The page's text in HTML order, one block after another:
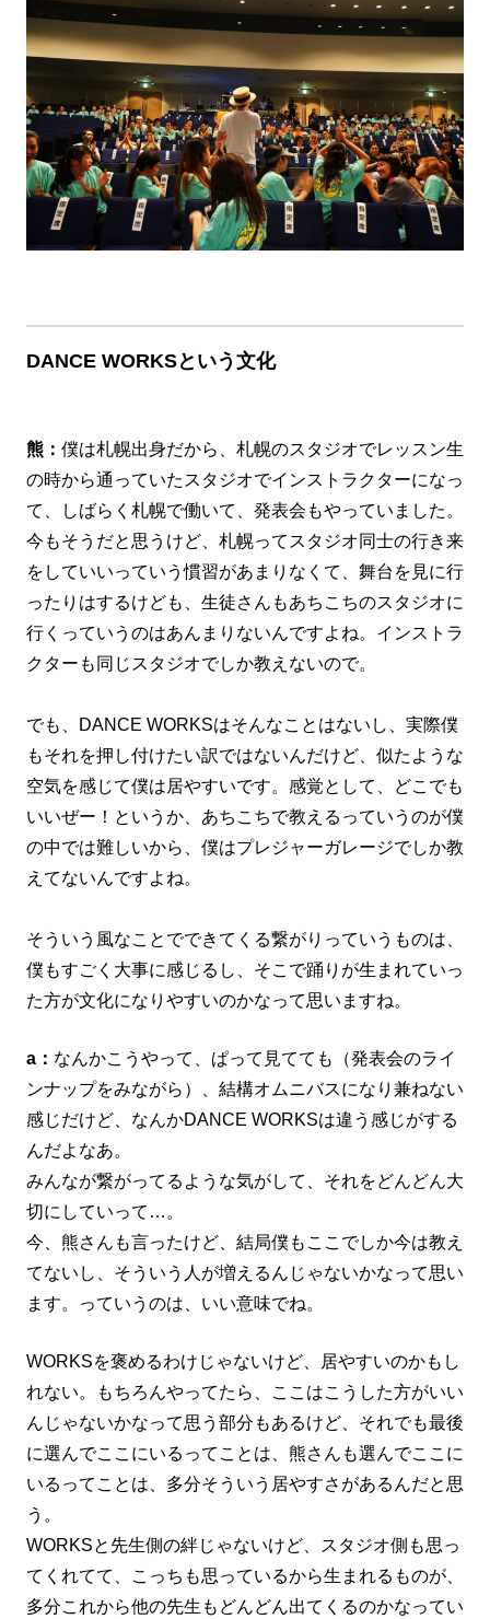
DANCE WORKSという文化
熊： 僕は札幌出身だから、札幌のスタジオでレッスン生
の時から通っていたスタジオでインストラクターになっ
て、しばらく札幌で働いて、発表会もやっていました。
今もそうだと思うけど、札幌ってスタジオ同士の行き来
をしていいっていう慣習があまりなくて、舞台を見に行
ったりはするけども、生徒さんもあちこちのスタジオに
行くっていうのはあんまりないんですよね。インストラ
クターも同じスタジオでしか教えないので。
でも、DANCE WORKSはそんなことはないし、実際僕
もそれを押し付けたい訳ではないんだけど、似たような
空気を感じて僕は居やすいです。感覚として、どこでも
いいぜー！というか、あちこちで教えるっていうのが僕
の中では難しいから、僕はプレジャーガレージでしか教
えてないんですよね。
そういう風なことでできてくる繋がりっていうものは、
僕もすごく大事に感じるし、そこで踊りが生まれていっ
た方が文化になりやすいのかなって思いますね。
a： なんかこうやって、ぱって見てても（発表会のライ
ンナップをみながら）、結構オムニバスになり兼ねない
感じだけど、なんかDANCE WORKSは違う感じがする
んだよなあ。
みんなが繋がってるような気がして、それをどんどん大
切にしていって…。
今、熊さんも言ったけど、結局僕もここでしか今は教え
てないし、そういう人が増えるんじゃないかなって思い
ます。っていうのは、いい意味でね。
WORKSを褒めるわけじゃないけど、居やすいのかもし
れない。もちろんやってたら、ここはこうした方がいい
んじゃないかなって思う部分もあるけど、それでも最後
に選んでここにいるってことは、熊さんも選んでここに
いるってことは、多分そういう居やすさがあるんだと思
う。
WORKSと先生側の絆じゃないけど、スタジオ側も思っ
てくれてて、こっちも思っているから生まれるものが、
多分これから他の先生もどんどん出てくるのかなってい